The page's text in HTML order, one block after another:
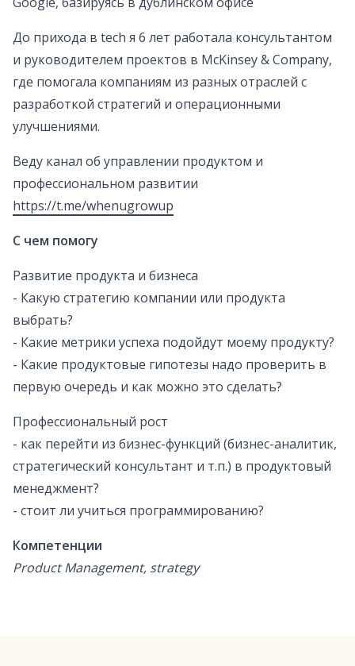
До прихода в tech я 6 лет работала консультантом
и руководителем проектов в McKinsey & Company,
где помогала компаниям из разных отраслей с
разработкой стратегий и операционными
улучшениями.
Веду канал об управлении продуктом и
профессиональном развитии
https://t.me/whenugrowup
С чем помогу
Развитие продукта и бизнеса
- Какую стратегию компании или продукта
выбрать?
- Какие метрики успеха подойдут моему продукту?
- Какие продуктовые гипотезы надо проверить в
первую очередь и как можно это сделать?
Профессиональный рост
- как перейти из бизнес-функций (бизнес-аналитик,
стратегический консультант и т.п.) в продуктовый
менеджмент?
- стоит ли учиться программированию?
Компетенции
Product Management, strategy